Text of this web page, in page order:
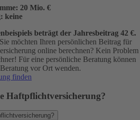
20 Mio. €
keine
beträgt der Jahresbeitrag 42 €.
Sie möchten Ihren persönlichen Beitrag für
online berechnen? Kein Problem
Für eine persönliche Beratung können
vor Ort wenden.
finden
Haftpflichtversicherung?